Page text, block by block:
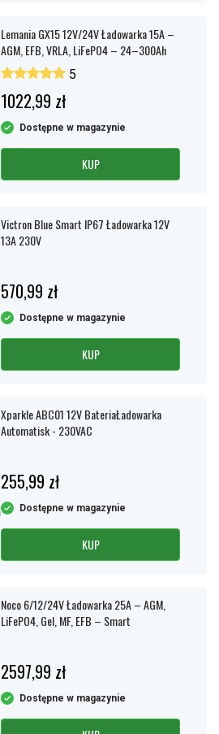
Lemania GX15 12V/24V Ładowarka 15A –
AGM, EFB, VRLA, LiFePO4 – 24–300Ah
5
1022,99 zł
Dostępne w magazynie
KUP
Victron Blue Smart IP67 Ładowarka 12V
13A 230V
570,99 zł
Dostępne w magazynie
KUP
Xparkle ABC01 12V BateriaŁadowarka
Automatisk - 230VAC
255,99 zł
Dostępne w magazynie
KUP
Noco 6/12/24V Ładowarka 25A – AGM,
LiFePO4, Gel, MF, EFB – Smart
2597,99 zł
Dostępne w magazynie